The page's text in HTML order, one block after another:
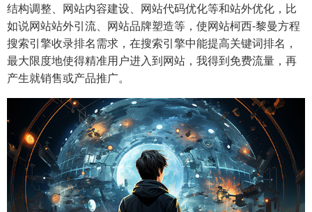
结构调整、网站内容建设、网站代码优化等和站外优化，比
如说网站站外引流、网站品牌塑造等，使网站柯西-黎曼方程
搜索引擎收录排名需求，在搜索引擎中能提高关键词排名，
最大限度地使得精准用户进入到网站，我得到免费流量，再
产生就销售或产品推广。